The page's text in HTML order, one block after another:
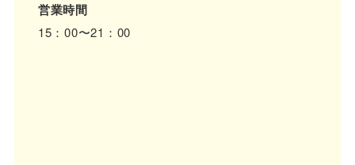
営業時間
15：00〜21：00